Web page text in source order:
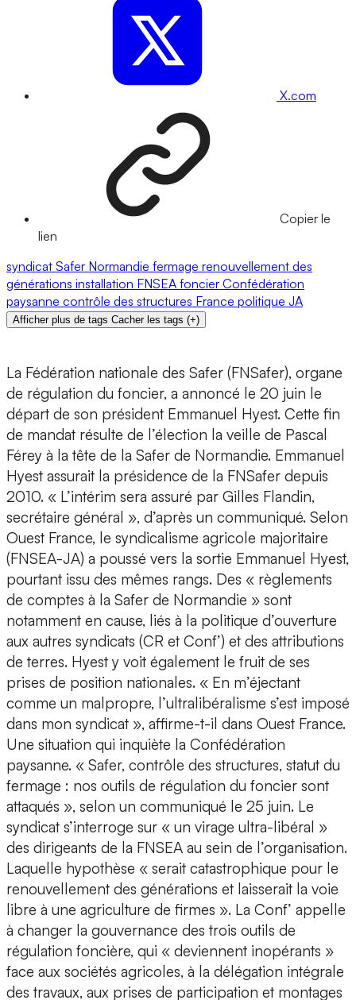
X.com
Copier le
lien
syndicat Safer Normandie fermage renouvellement des
générations installation FNSEA foncier Confédération
paysanne contrôle des structures France politique JA
Afficher plus de tags Cacher les tags (+)
La Fédération nationale des Safer (FNSafer), organe
de régulation du foncier, a annoncé le 20 juin le
départ de son président Emmanuel Hyest. Cette fin
de mandat résulte de l’élection la veille de Pascal
Férey à la tête de la Safer de Normandie. Emmanuel
Hyest assurait la présidence de la FNSafer depuis
2010. « L’intérim sera assuré par Gilles Flandin,
secrétaire général », d’après un communiqué. Selon
Ouest France, le syndicalisme agricole majoritaire
(FNSEA-JA) a poussé vers la sortie Emmanuel Hyest,
pourtant issu des mêmes rangs. Des « règlements
de comptes à la Safer de Normandie » sont
notamment en cause, liés à la politique d’ouverture
aux autres syndicats (CR et Conf’) et des attributions
de terres. Hyest y voit également le fruit de ses
prises de position nationales. « En m’éjectant
comme un malpropre, l’ultralibéralisme s’est imposé
dans mon syndicat », affirme-t-il dans Ouest France.
Une situation qui inquiète la Confédération
paysanne. « Safer, contrôle des structures, statut du
fermage : nos outils de régulation du foncier sont
attaqués », selon un communiqué le 25 juin. Le
syndicat s’interroge sur « un virage ultra-libéral »
des dirigeants de la FNSEA au sein de l’organisation.
Laquelle hypothèse « serait catastrophique pour le
renouvellement des générations et laisserait la voie
libre à une agriculture de firmes ». La Conf’ appelle
à changer la gouvernance des trois outils de
régulation foncière, qui « deviennent inopérants »
face aux sociétés agricoles, à la délégation intégrale
des travaux, aux prises de participation et montages